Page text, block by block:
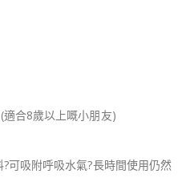
合8歲以上嘅小朋友)
?可吸附呼吸水氣?長時間使用仍然